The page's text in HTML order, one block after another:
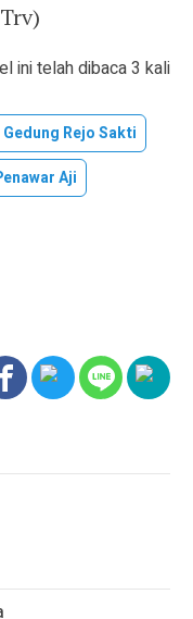
ini telah dibaca 3 kali
Rejo Sakti
Aji